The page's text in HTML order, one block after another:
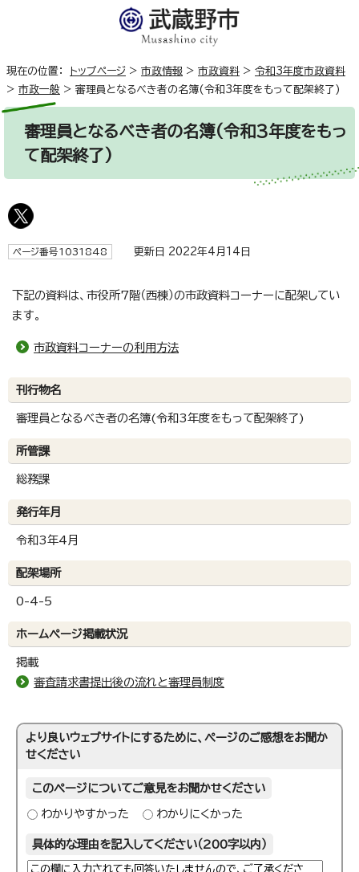
現在の位置： トップページ > 市政情報 > 市政資料 > 令和3年度市政資料
> 市政一般 > 審理員となるべき者の名簿(令和3年度をもって配架終了)
審理員となるべき者の名簿(令和3年度をもっ
て配架終了)
ページ番号1031848 更新日 2022年4月14日
下記の資料は、市役所7階（西棟）の市政資料コーナーに配架してい
ます。
市政資料コーナーの利用方法
刊行物名
審理員となるべき者の名簿(令和3年度をもって配架終了)
所管課
総務課
発行年月
令和3年4月
配架場所
0-4-5
ホームページ掲載状況
掲載
審査請求書提出後の流れと審理員制度
より良いウェブサイトにするために、ページのご感想をお聞か
せください
このページについてご意見をお聞かせください
わかりやすかった わかりにくかった
具体的な理由を記入してください（200字以内）